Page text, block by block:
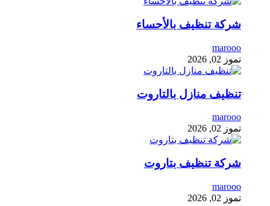
شركة تنظيف بالأحساء
marooo
تموز 02, 2026
تنظيف منازل بالتاروت
marooo
تموز 02, 2026
شركة تنظيف بتاروت
marooo
تموز 02, 2026